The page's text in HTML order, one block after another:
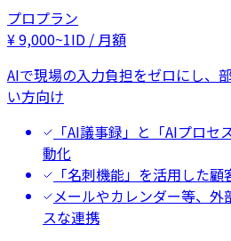
プロプラン
¥9,000~1ID / 月額
AIで現場の入力負担をゼロにし、
い方向け
「AI議事録」と「AIプロ
動化
「名刺機能」を活用した
メールやカレンダー等、
スな連携